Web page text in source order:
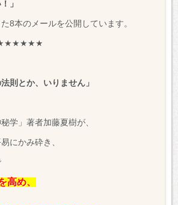
」
8本のメールを公開しています。
則とか、 いりません」
学」著者加藤夏樹が、
にかみ砕き、
高め、